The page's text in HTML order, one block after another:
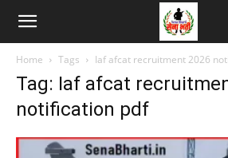
Home Tags Iaf afcat recruitment 2026
Tag: Iaf afcat
notification pdf